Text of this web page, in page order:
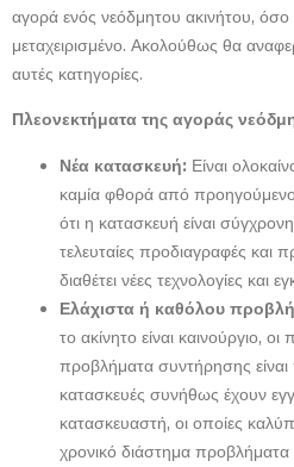
αγορά ενός νεόδμητου ακινήτου,
μεταχειρισμένο. Ακολούθως θα
αυτές κατηγορίες.
Πλεονεκτήματα της αγοράς
Νέα κατασκευή: Είναι
καμία φθορά από
ότι η κατασκευή είναι
τελευταίες προδιαγραφές και
διαθέτει νέες τεχνολογίες και
Ελάχιστα ή καθόλου
το ακίνητο είναι καινούργιο,
προβλήματα συντήρησης είναι
κατασκευές συνήθως έχουν
κατασκευαστή, οι οποίες
χρονικό διάστημα